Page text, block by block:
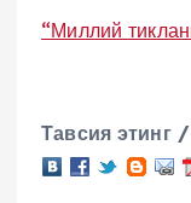
“Миллий
Тавсия этинг